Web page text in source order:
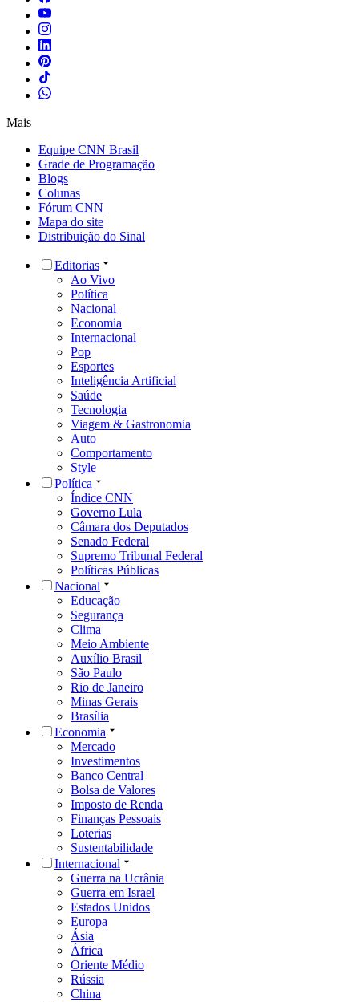
Mais
Equipe CNN Brasil
Grade de Programação
Blogs
Colunas
Fórum CNN
Mapa do site
Distribuição do Sinal
Editorias
Ao Vivo
Política
Nacional
Economia
Internacional
Pop
Esportes
Inteligência Artificial
Saúde
Tecnologia
Viagem & Gastronomia
Auto
Comportamento
Style
Política
Índice CNN
Governo Lula
Câmara dos Deputados
Senado Federal
Supremo Tribunal Federal
Políticas Públicas
Nacional
Educação
Segurança
Clima
Meio Ambiente
Auxílio Brasil
São Paulo
Rio de Janeiro
Minas Gerais
Brasília
Economia
Mercado
Investimentos
Banco Central
Bolsa de Valores
Imposto de Renda
Finanças Pessoais
Loterias
Sustentabilidade
Internacional
Guerra na Ucrânia
Guerra em Israel
Estados Unidos
Europa
Ásia
África
Oriente Médio
Rússia
China